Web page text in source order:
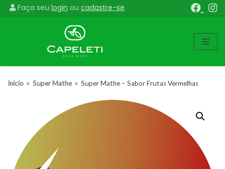
Faça seu login ou cadastre-se
Pular
Início » Super Mathe » Super Mathe – Sabor Frutas Vermelhas